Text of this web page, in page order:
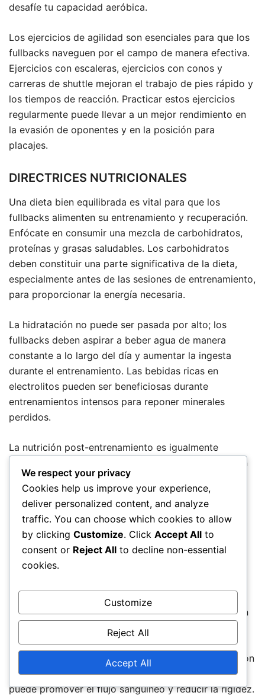
desafíe tu capacidad aeróbica.
Los ejercicios de agilidad son esenciales para que los
fullbacks naveguen por el campo de manera efectiva.
Ejercicios con escaleras, ejercicios con conos y
carreras de shuttle mejoran el trabajo de pies rápido y
los tiempos de reacción. Practicar estos ejercicios
regularmente puede llevar a un mejor rendimiento en
la evasión de oponentes y en la posición para
placajes.
DIRECTRICES NUTRICIONALES
Una dieta bien equilibrada es vital para que los
fullbacks alimenten su entrenamiento y recuperación.
Enfócate en consumir una mezcla de carbohidratos,
proteínas y grasas saludables. Los carbohidratos
deben constituir una parte significativa de la dieta,
especialmente antes de las sesiones de entrenamiento,
para proporcionar la energía necesaria.
La hidratación no puede ser pasada por alto; los
fullbacks deben aspirar a beber agua de manera
constante a lo largo del día y aumentar la ingesta
durante el entrenamiento. Las bebidas ricas en
electrolitos pueden ser beneficiosas durante
entrenamientos intensos para reponer minerales
perdidos.
La nutrición post-entrenamiento es igualmente
importante. Consumir una comida o merienda rica en
proteínas y carbohidratos dentro de los 30 minutos
posteriores al ejercicio puede ayudar en la
recuperación y el crecimiento muscular. Ejemplos
incluyen un batido de proteínas con un plátano o un
sándwich de pollo en pan integral.
Estrategias de RECUPERACIÓN
Las estrategias de recuperación son cruciales para
que los fullbacks prevengan lesiones y mantengan un
rendimiento máximo. Incorporar días de descanso en
el programa de entrenamiento permite que los
músculos se reparen y se fortalezcan. La recuperación
activa, como trotar suavemente o nadar, también
puede promover el flujo sanguíneo y reducir la rigidez.
We respect your privacy
Cookies help us improve your experience,
deliver personalized content, and analyze
traffic. You can choose which cookies to allow
by clicking Customize. Click Accept All to
consent or Reject All to decline non-essential
cookies.
Customize
Reject All
Accept All